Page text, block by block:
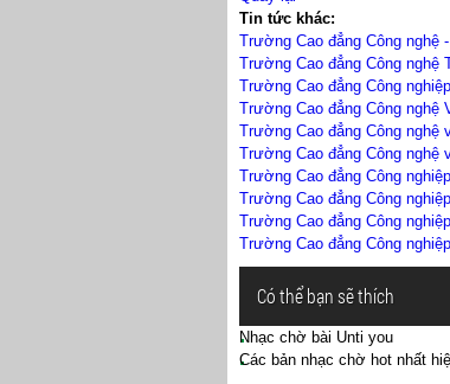
Tin tức khác:
Trường Cao đẳng Công nghệ
Trường Cao đẳng Công nghệ
Trường Cao đẳng Công
Trường Cao đẳng Công nghệ
Trường Cao đẳng Công nghệ
Trường Cao đẳng Công nghệ
Trường Cao đẳng Công
Trường Cao đẳng Công
Trường Cao đẳng Công
Trường Cao đẳng Công
Có thể bạn sẽ thích
Nhạc chờ bài Unti you
Các bản nhạc chờ hot nhất